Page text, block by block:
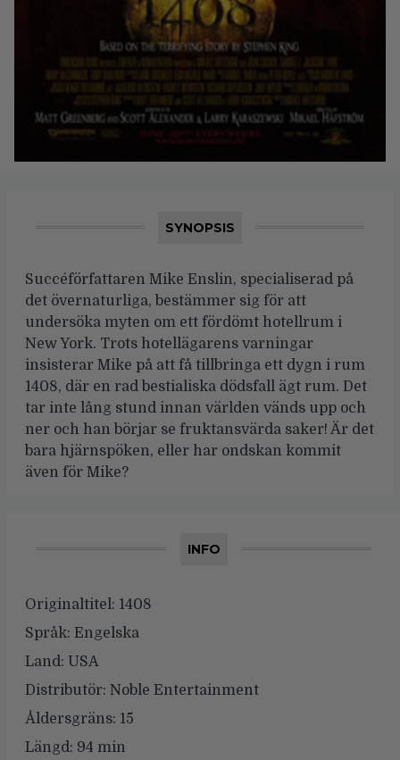
SYNOPSIS
Succéförfattaren Mike Enslin, specialiserad på
det övernaturliga, bestämmer sig för att
undersöka myten om ett fördömt hotellrum i
New York. Trots hotellägarens varningar
insisterar Mike på att få tillbringa ett dygn i rum
1408, där en rad bestialiska dödsfall ägt rum. Det
tar inte lång stund innan världen vänds upp och
ner och han börjar se fruktansvärda saker! Är det
bara hjärnspöken, eller har ondskan kommit
även för Mike?
INFO
Originaltitel: 1408
Språk: Engelska
Land: USA
Distributör: Noble Entertainment
Åldersgräns: 15
Längd: 94 min